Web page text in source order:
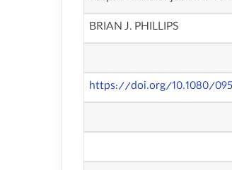
BRIAN J. PHILLIPS
https://doi.org/10.1080/